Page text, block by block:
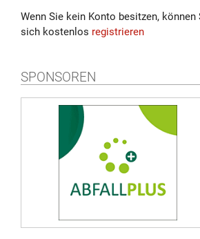
Wenn Sie kein Konto besitzen, können
sich kostenlos registrieren
SPONSOREN